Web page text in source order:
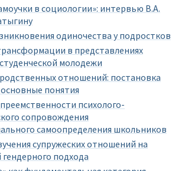
в социологии»: интервью В.А.
одиночества у подростков
в представлениях
молодежи
отношений: постановка
понятия
психолого-
сопровождения
самоопределения школьников
супружеских отношений на
подхода